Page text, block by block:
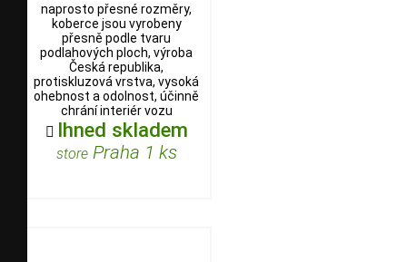
naprosto přesné rozměry,
koberce jsou vyrobeny
přesně podle tvaru
podlahových ploch, výroba
Česká republika,
protiskluzová vrstva, vysoká
ohebnost a odolnost, účinně
chrání interiér vozu
 Ihned skladem
storePraha 1 ks